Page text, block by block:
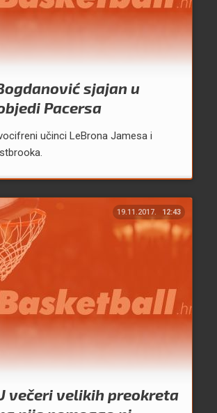
sjajan u
Pacersa
učinci LeBrona Jamesa i
19.11.2017. 12:43
večeri velikih preokreta